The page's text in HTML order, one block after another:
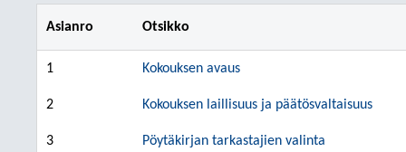
Asianro Otsikko
1 Kokouksen avaus
2 Kokouksen laillisuus ja päätösvaltaisuus
3 Pöytäkirjan tarkastajien valinta